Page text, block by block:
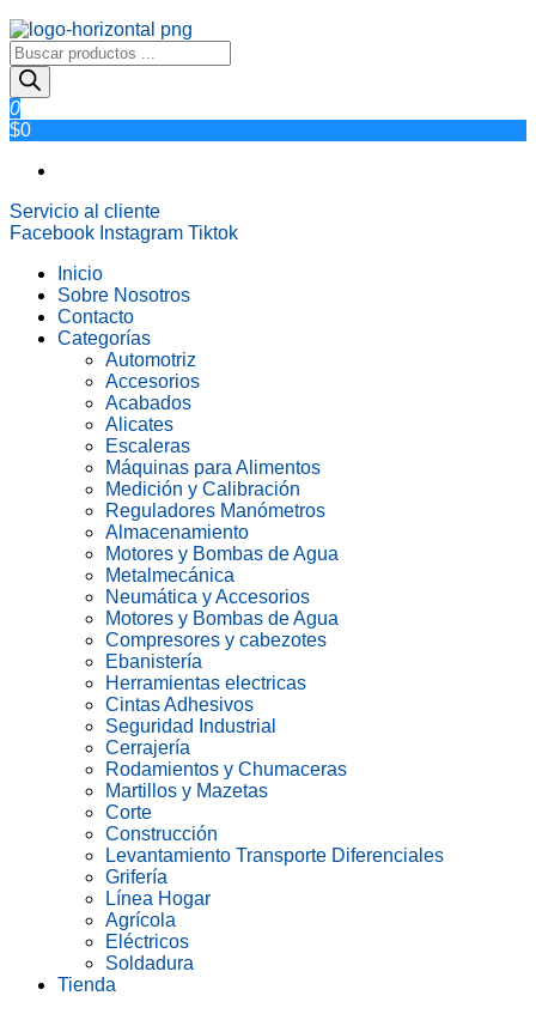
Búsqueda
de
productos
0
$0
Servicio al cliente
Facebook Instagram Tiktok
Inicio
Sobre Nosotros
Contacto
Categorías
Automotriz
Accesorios
Acabados
Alicates
Escaleras
Máquinas para Alimentos
Medición y Calibración
Reguladores Manómetros
Almacenamiento
Motores y Bombas de Agua
Metalmecánica
Neumática y Accesorios
Motores y Bombas de Agua
Compresores y cabezotes
Ebanistería
Herramientas electricas
Cintas Adhesivos
Seguridad Industrial
Cerrajería
Rodamientos y Chumaceras
Martillos y Mazetas
Corte
Construcción
Levantamiento Transporte Diferenciales
Grifería
Línea Hogar
Agrícola
Eléctricos
Soldadura
Tienda